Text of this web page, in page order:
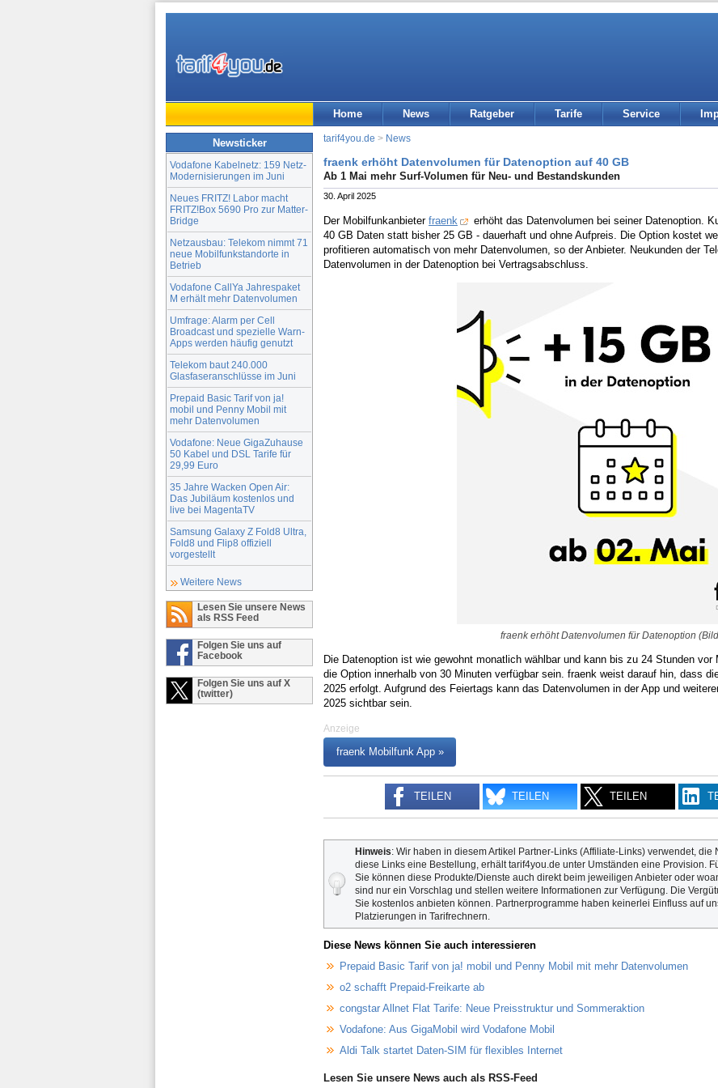
Home News Ratgeber Tarife Service
Newsticker
Vodafone Kabelnetz: 159 Netz-
Modernisierungen im Juni
Neues FRITZ! Labor macht
FRITZ!Box 5690 Pro zur Matter-
Bridge
Netzausbau: Telekom nimmt 71
neue Mobilfunkstandorte in
Betrieb
Vodafone CallYa Jahrespaket
M erhält mehr Datenvolumen
Umfrage: Alarm per Cell
Broadcast und spezielle Warn-
Apps werden häufig genutzt
Telekom baut 240.000
Glasfaseranschlüsse im Juni
Prepaid Basic Tarif von ja!
mobil und Penny Mobil mit
mehr Datenvolumen
Vodafone: Neue GigaZuhause
50 Kabel und DSL Tarife für
29,99 Euro
35 Jahre Wacken Open Air:
Das Jubiläum kostenlos und
live bei MagentaTV
Samsung Galaxy Z Fold8 Ultra,
Fold8 und Flip8 offiziell
vorgestellt
Weitere News
Lesen Sie unsere News
als RSS Feed
Folgen Sie uns auf
Facebook
Folgen Sie uns auf X
(twitter)
tarif4you.de > News
fraenk erhöht Datenvolumen für Datenoption auf 40 GB
Ab 1 Mai mehr Surf-Volumen für Neu- und Bestandskunden
30. April 2025
Der Mobilfunkanbieter fraenk
erhöht das Datenvolumen bei seiner Datenoption.
40 GB Daten statt bisher 25 GB - dauerhaft und ohne Aufpreis. Die Option kostet
profitieren automatisch von mehr Datenvolumen, so der Anbieter. Neukunden der
Datenvolumen in der Datenoption bei Vertragsabschluss.
fraenk erhöht Datenvolumen für Datenoption
Die Datenoption ist wie gewohnt monatlich wählbar und kann bis zu 24 Stunden
die Option innerhalb von 30 Minuten verfügbar sein. fraenk weist darauf hin, dass
2025 erfolgt. Aufgrund des Feiertags kann das Datenvolumen in der App und
2025 sichtbar sein.
Anzeige
fraenk Mobilfunk App »
TEILEN TEILEN TEILEN
Hinweis: Wir haben in diesem Artikel Partner-Links (Affiliate-Links) verwendet,
diese Links eine Bestellung, erhält tarif4you.de unter Umständen eine Provision.
Sie können diese Produkte/Dienste auch direkt beim jeweiligen Anbieter oder
sind nur ein Vorschlag und stellen weitere Informationen zur Verfügung. Die
Sie kostenlos anbieten können. Partnerprogramme haben keinerlei Einfluss auf
Platzierungen in Tarifrechnern.
Diese News können Sie auch interessieren
Prepaid Basic Tarif von ja! mobil und Penny Mobil mit mehr Datenvolumen
o2 schafft Prepaid-Freikarte ab
congstar Allnet Flat Tarife: Neue Preisstruktur und Sommeraktion
Vodafone: Aus GigaMobil wird Vodafone Mobil
Aldi Talk startet Daten-SIM für flexibles Internet
Lesen Sie unsere News auch als RSS-Feed